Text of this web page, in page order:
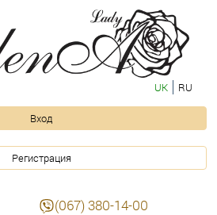
UK RU
Вход
Регистрация
(067) 380-14-00